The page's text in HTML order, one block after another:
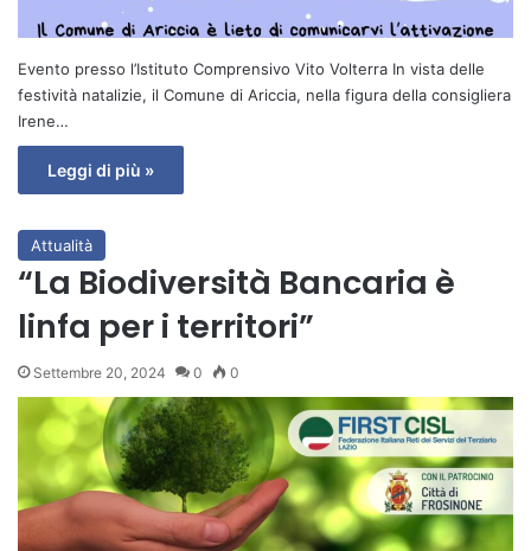
Evento presso l’Istituto Comprensivo Vito Volterra In vista delle
festività natalizie, il Comune di Ariccia, nella figura della consigliera
Irene…
Leggi di più »
Attualità
“La Biodiversità Bancaria è
linfa per i territori”
Settembre 20, 2024 0 0